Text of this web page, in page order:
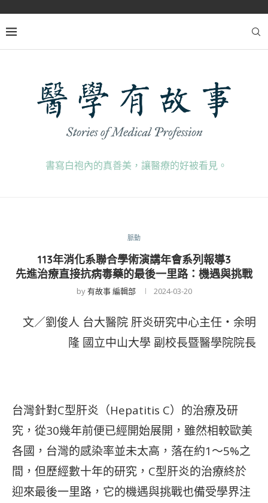
書寫白袍內的真善美，讓醫療的好被看見。
脈動
113年消化系聯合學術演講年會系列報導3
先進治療直接抗病毒藥的最後一里路：機遇與挑戰
by有故事 編輯部 2024-03-20
文／劉俊人 台大醫院 肝炎研究中心主任・余明
隆 國立中山大學 副校長暨醫學院院長
台灣針對C型肝炎（Hepatitis C）的治療及研
究，從30幾年前便已經開始展開，雖然相較歐美
各國，台灣的感染率並未太高，落在約1～5%之
間，但歷經數十年的研究，C型肝炎的治療終於
迎來最後一里路，它的機遇與挑戰也備受學界注